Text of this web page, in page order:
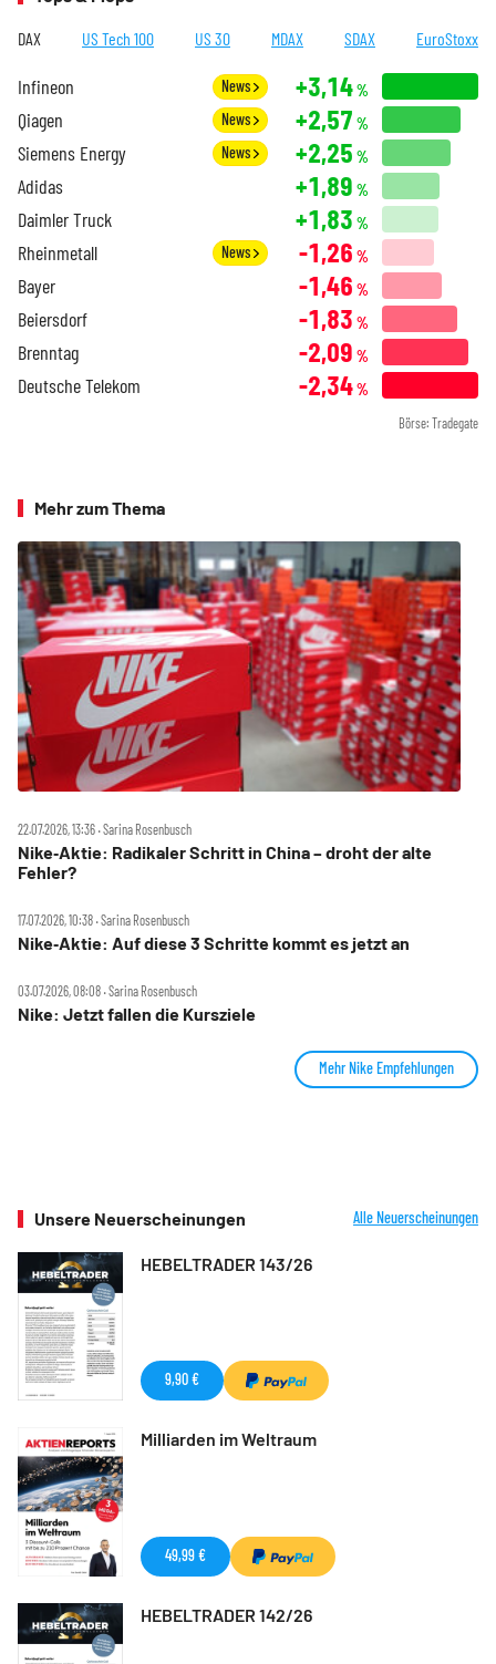
DAX US Tech 100 US 30 MDAX SDAX EuroStoxx
Infineon News +3,14%
Qiagen News +2,57 %
Siemens Energy News +2,25 %
Adidas +1,89 %
Daimler Truck +1,83 %
Rheinmetall News -1,26 %
Bayer -1,46 %
Beiersdorf -1,83 %
Brenntag -2,09 %
Deutsche Telekom -2,34%
Börse: Tradegate
Mehr zum Thema
22.07.2026, 13:36 ‧ Sarina Rosenbusch
Nike‑Aktie: Radikaler Schritt in China – droht der alte
Fehler?
17.07.2026, 10:38 ‧ Sarina Rosenbusch
Nike‑Aktie: Auf diese 3 Schritte kommt es jetzt an
03.07.2026, 08:08 ‧ Sarina Rosenbusch
Nike: Jetzt fallen die Kursziele
Mehr Nike Empfehlungen
Unsere Neuerscheinungen Alle Neuerscheinungen
HEBELTRADER 143/26
9,90 €
Milliarden im Weltraum
49,99 €
HEBELTRADER 142/26